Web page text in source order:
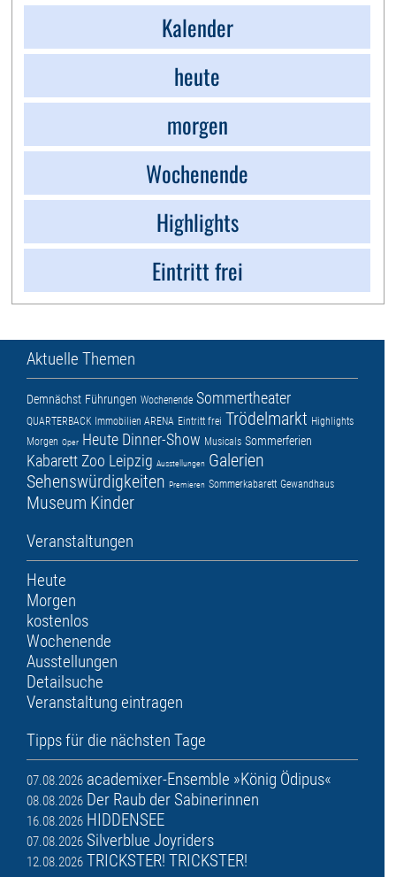
Kalender
heute
morgen
Wochenende
Highlights
Eintritt frei
Aktuelle Themen
Demnächst Führungen Wochenende Sommertheater
QUARTERBACK Immobilien ARENA Eintritt frei Trödelmarkt Highlights
Morgen Oper Heute Dinner-Show Musicals Sommerferien
Kabarett Zoo Leipzig Ausstellungen Galerien
Sehenswürdigkeiten Premieren Sommerkabarett Gewandhaus
Museum Kinder
Veranstaltungen
Heute
Morgen
kostenlos
Wochenende
Ausstellungen
Detailsuche
Veranstaltung eintragen
Tipps für die nächsten Tage
07.08.2026 academixer-Ensemble »König Ödipus«
08.08.2026 Der Raub der Sabinerinnen
16.08.2026 HIDDENSEE
07.08.2026 Silverblue Joyriders
12.08.2026 TRICKSTER! TRICKSTER!